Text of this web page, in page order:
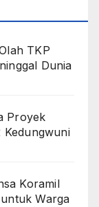
TKP
Dunia
Proyek
Kedungwuni
Koramil
Warga